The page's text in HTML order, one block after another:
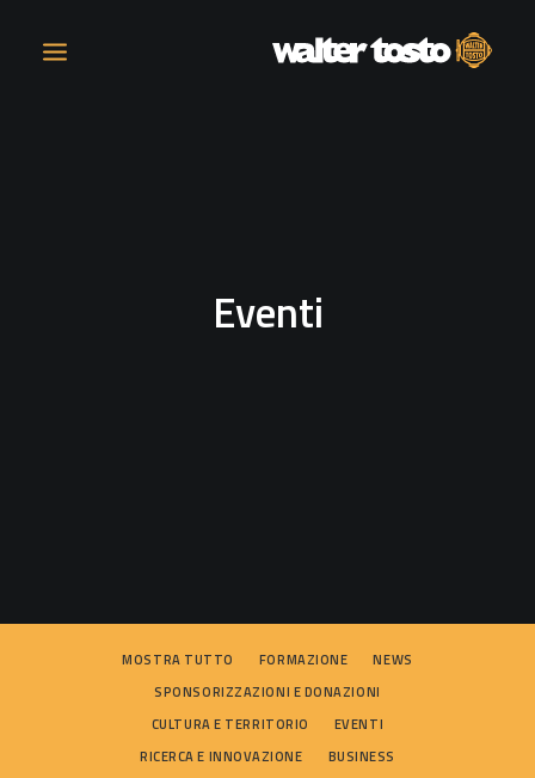
Eventi
MOSTRA TUTTO FORMAZIONE
NEWS
SPONSORIZZAZIONI E DONAZIONI
CULTURA E TERRITORIO
EVENTI
RICERCA E INNOVAZIONE
BUSINESS